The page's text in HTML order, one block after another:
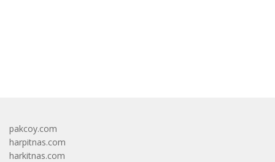
pakcoy.com
harpitnas.com
harkitnas.com